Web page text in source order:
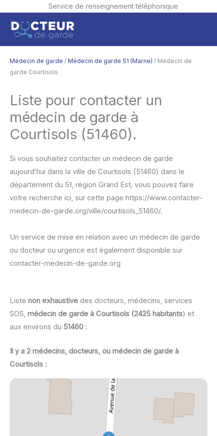
Service de renseignement téléphonique
contenu
Médecin de garde / Médecin de garde 51 (Marne) / Médecin de
garde Courtisols
Liste pour contacter un
médecin de garde à
Courtisols (51460).
Si vous souhaitez contacter un médecin de garde
aujourd’hui dans la ville de Courtisols (51460) dans le
département du 51, région Grand Est, vous pouvez faire
votre recherche ici, sur cette page https://www.contacter-
medecin-de-garde.org/ville/courtisols_51460/.
Un service de mise en relation avec un médecin de garde
ou docteur ou urgence est également disponible sur
contacter-medecin-de-garde.org
Liste non exhaustive des docteurs, médecins, services
SOS, médecin de garde à Courtisols (2425 habitants) et
aux environs du 51460 :
Il y a 2 médecins, docteurs, ou médecin de garde à
Courtisols :